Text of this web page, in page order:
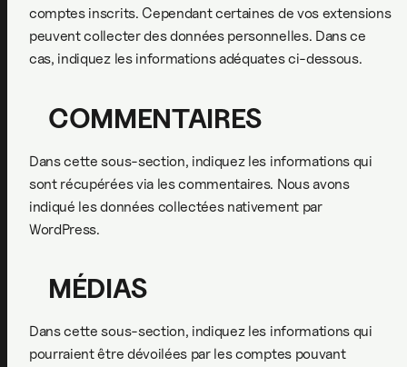
comptes inscrits. Cependant certaines de vos extensions
peuvent collecter des données personnelles. Dans ce
cas, indiquez les informations adéquates ci-dessous.
COMMENTAIRES
Dans cette sous-section, indiquez les informations qui
sont récupérées via les commentaires. Nous avons
indiqué les données collectées nativement par
WordPress.
MÉDIAS
Dans cette sous-section, indiquez les informations qui
pourraient être dévoilées par les comptes pouvant